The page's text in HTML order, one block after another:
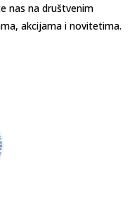
nas na društvenim
akcijama i novitetima.